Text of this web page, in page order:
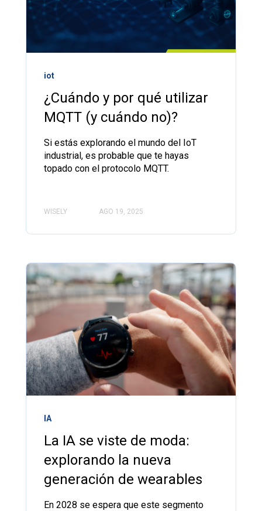
iot
¿Cuándo y por qué utilizar
MQTT (y cuándo no)?
Si estás explorando el mundo del IoT
industrial, es probable que te hayas
topado con el protocolo MQTT.
WISELY AGO 19, 2025
IA
La IA se viste de moda:
explorando la nueva
generación de wearables
En 2028 se espera que este segmento